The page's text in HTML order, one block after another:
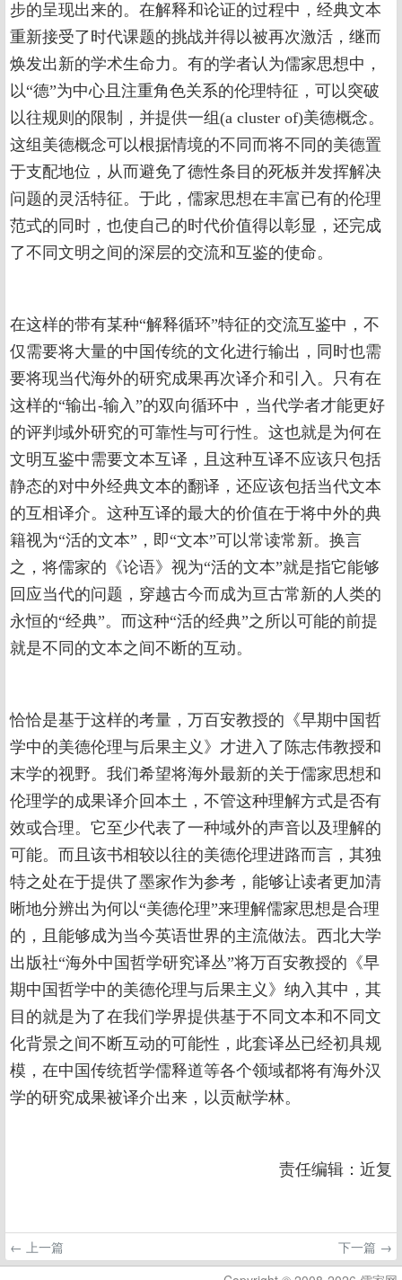
步的呈现出来的。在解释和论证的过程中，经典文本
重新接受了时代课题的挑战并得以被再次激活，继而
焕发出新的学术生命力。有的学者认为儒家思想中，
以“德”为中心且注重角色关系的伦理特征，可以突破
以往规则的限制，并提供一组(a cluster of)美德概念。
这组美德概念可以根据情境的不同而将不同的美德置
于支配地位，从而避免了德性条目的死板并发挥解决
问题的灵活特征。于此，儒家思想在丰富已有的伦理
范式的同时，也使自己的时代价值得以彰显，还完成
了不同文明之间的深层的交流和互鉴的使命。
在这样的带有某种“解释循环”特征的交流互鉴中，不
仅需要将大量的中国传统的文化进行输出，同时也需
要将现当代海外的研究成果再次译介和引入。只有在
这样的“输出-输入”的双向循环中，当代学者才能更好
的评判域外研究的可靠性与可行性。这也就是为何在
文明互鉴中需要文本互译，且这种互译不应该只包括
静态的对中外经典文本的翻译，还应该包括当代文本
的互相译介。这种互译的最大的价值在于将中外的典
籍视为“活的文本”，即“文本”可以常读常新。换言
之，将儒家的《论语》视为“活的文本”就是指它能够
回应当代的问题，穿越古今而成为亘古常新的人类的
永恒的“经典”。而这种“活的经典”之所以可能的前提
就是不同的文本之间不断的互动。
恰恰是基于这样的考量，万百安教授的《早期中国哲
学中的美德伦理与后果主义》才进入了陈志伟教授和
末学的视野。我们希望将海外最新的关于儒家思想和
伦理学的成果译介回本土，不管这种理解方式是否有
效或合理。它至少代表了一种域外的声音以及理解的
可能。而且该书相较以往的美德伦理进路而言，其独
特之处在于提供了墨家作为参考，能够让读者更加清
晰地分辨出为何以“美德伦理”来理解儒家思想是合理
的，且能够成为当今英语世界的主流做法。西北大学
出版社“海外中国哲学研究译丛”将万百安教授的《早
期中国哲学中的美德伦理与后果主义》纳入其中，其
目的就是为了在我们学界提供基于不同文本和不同文
化背景之间不断互动的可能性，此套译丛已经初具规
模，在中国传统哲学儒释道等各个领域都将有海外汉
学的研究成果被译介出来，以贡献学林。
责任编辑：近复
← 上一篇
下一篇 →